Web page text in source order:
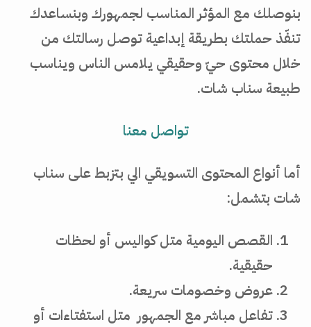
بنوصلك مع المؤثر المناسب لجمهورك وبنساعدك
تنفّذ حملتك بطريقة إبداعية توصل رسالتك من
خلال محتوى حيّ وحقيقي يلامس الناس ويناسب
طبيعة سناب شات.
تواصل معنا
أما أنواع المحتوى التسويقي الي بتزبط على سناب
شات بتشمل:
القصص اليومية متل كواليس أو لحظات
حقيقية.
عروض وخصومات سريعة.
تفاعل مباشر مع الجمهور متل استفتاءات أو